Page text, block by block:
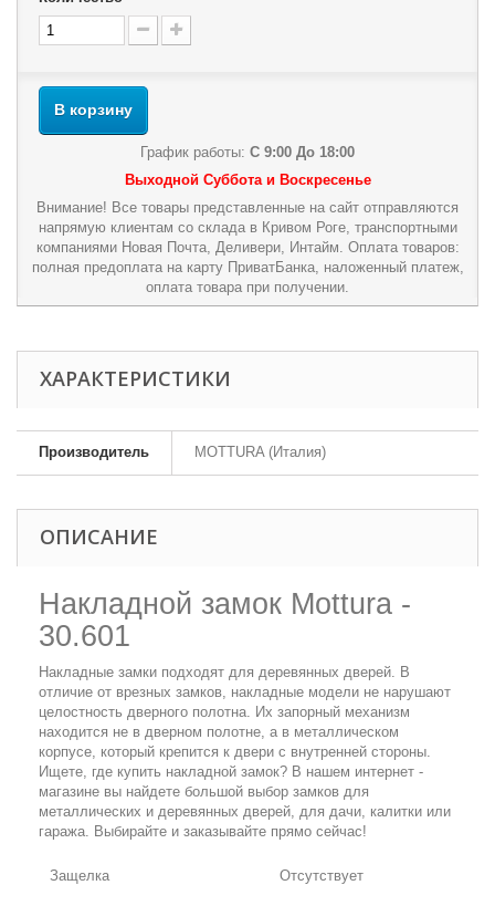
В корзину
График работы: С 9:00 До 18:00
Выходной Суббота и Воскресенье
Внимание! Все товары представленные на сайт отправляются
напрямую клиентам со склада в Кривом Роге, транспортными
компаниями Новая Почта, Деливери, Интайм. Оплата товаров:
полная предоплата на карту ПриватБанка, наложенный платеж,
оплата товара при получении.
ХАРАКТЕРИСТИКИ
Производитель MOTTURA (Италия)
ОПИСАНИЕ
Накладной замок Mottura -
30.601
Накладные замки подходят для деревянных дверей. В
отличие от врезных замков, накладные модели не нарушают
целостность дверного полотна. Их запорный механизм
находится не в дверном полотне, а в металлическом
корпусе, который крепится к двери с внутренней стороны.
Ищете, где купить накладной замок? В нашем интернет -
магазине вы найдете большой выбор замков для
металлических и деревянных дверей, для дачи, калитки или
гаража. Выбирайте и заказывайте прямо сейчас!
Защелка Отсутствует